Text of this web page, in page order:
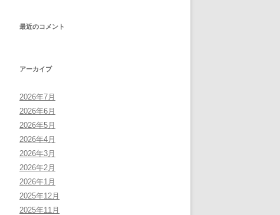
最近のコメント
アーカイブ
2026年7月
2026年6月
2026年5月
2026年4月
2026年3月
2026年2月
2026年1月
2025年12月
2025年11月